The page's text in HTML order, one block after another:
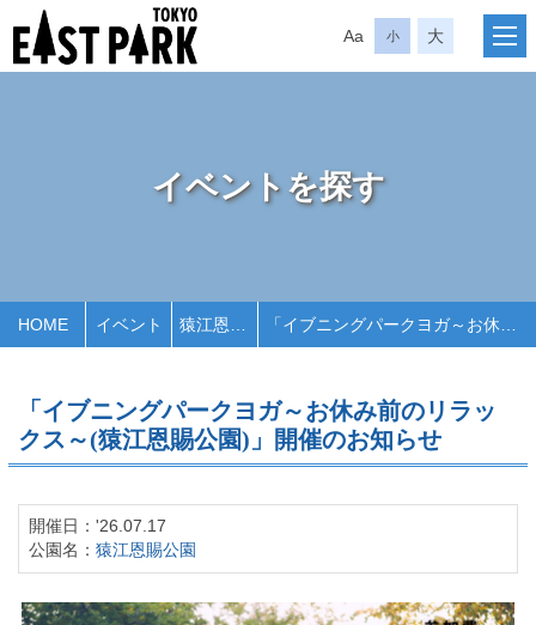
Aa 小 大
イベントを探す
HOME イベント 「イブニングパークヨガ～お休み前のリラックス～(猿江恩賜公園)」開催のお知らせ
「イブニングパークヨガ～お休み前のリラッ
クス～(猿江恩賜公園)」開催のお知らせ
開催日：'26.07.17
公園名： 猿江恩賜公園